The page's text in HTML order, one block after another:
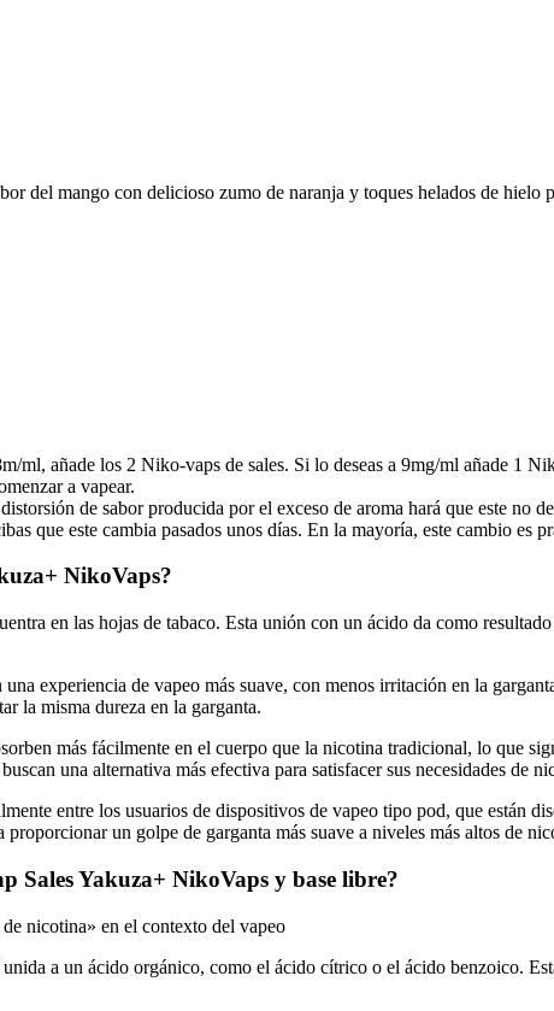
del mango con delicioso zumo de naranja y toques helados de hielo
ml, añade los 2 Niko-vaps de sales. Si lo deseas a 9mg/ml añade 1
a vapear.
de sabor producida por el exceso de aroma hará que este no
que este cambia pasados unos días. En la mayoría, este cambio es
NikoVaps?
en las hojas de tabaco. Esta unión con un ácido da como
experiencia de vapeo más suave, con menos irritación en la
la misma dureza en la garganta.
más fácilmente en el cuerpo que la nicotina tradicional, lo que
una alternativa más efectiva para satisfacer sus necesidades de
entre los usuarios de dispositivos de vapeo tipo pod, que están
un golpe de garganta más suave a niveles más altos de
Sales Yakuza+ NikoVaps y base libre?
nicotina» en el contexto del vapeo
a un ácido orgánico, como el ácido cítrico o el ácido benzoico.